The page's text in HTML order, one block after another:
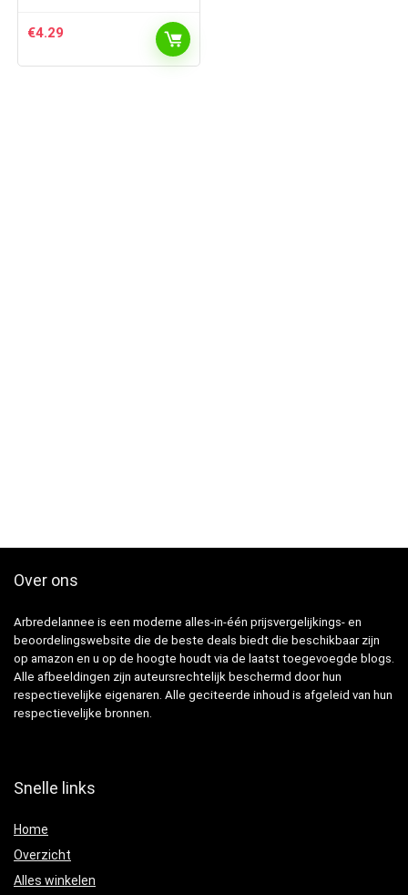
€4.29
Over ons
Arbredelannee is een moderne alles-in-één prijsvergelijkings- en
beoordelingswebsite die de beste deals biedt die beschikbaar zijn
op amazon en u op de hoogte houdt via de laatst toegevoegde blogs.
Alle afbeeldingen zijn auteursrechtelijk beschermd door hun
respectievelijke eigenaren. Alle geciteerde inhoud is afgeleid van hun
respectievelijke bronnen.
Snelle links
Home
Overzicht
Alles winkelen